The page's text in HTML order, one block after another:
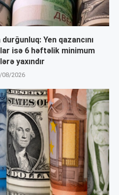
Yen qazancını
isə 6 həftəlik minimum
yaxındır
08/2026